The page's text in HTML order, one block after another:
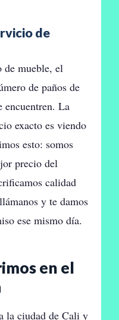
de
mueble, el
de paños de
encuentren. La
exacto es viendo
esto: somos
precio del
calidad
y te damos
ese mismo día.
en el
la ciudad de Cali y